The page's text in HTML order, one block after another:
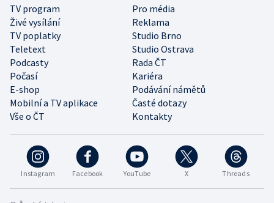
Instagram Facebook YouTube X Threads
TV program
Pro média
Živé vysílání
Reklama
TV poplatky
Studio Brno
Teletext
Studio Ostrava
Podcasty
Rada ČT
Počasí
Kariéra
E-shop
Podávání námětů
Mobilní a TV aplikace
Časté dotazy
Vše o ČT
Kontakty